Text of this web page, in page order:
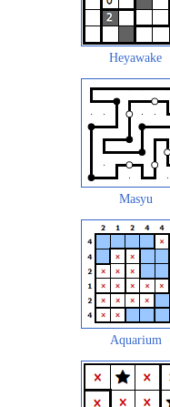
Heyawake
Masyu
Aquarium